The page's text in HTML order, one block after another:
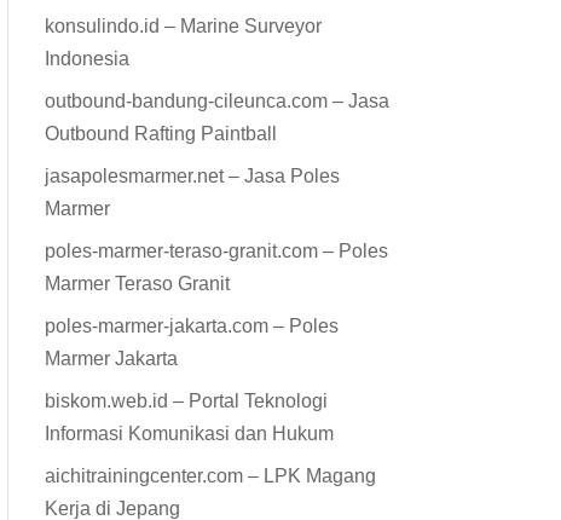
konsulindo.id – Marine Surveyor
Indonesia
outbound-bandung-cileunca.com – Jasa
Outbound Rafting Paintball
jasapolesmarmer.net – Jasa Poles
Marmer
poles-marmer-teraso-granit.com – Poles
Marmer Teraso Granit
poles-marmer-jakarta.com – Poles
Marmer Jakarta
biskom.web.id – Portal Teknologi
Informasi Komunikasi dan Hukum
aichitrainingcenter.com – LPK Magang
Kerja di Jepang